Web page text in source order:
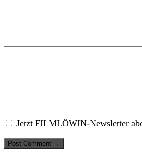
Jetzt FILMLÖWIN-Newsletter